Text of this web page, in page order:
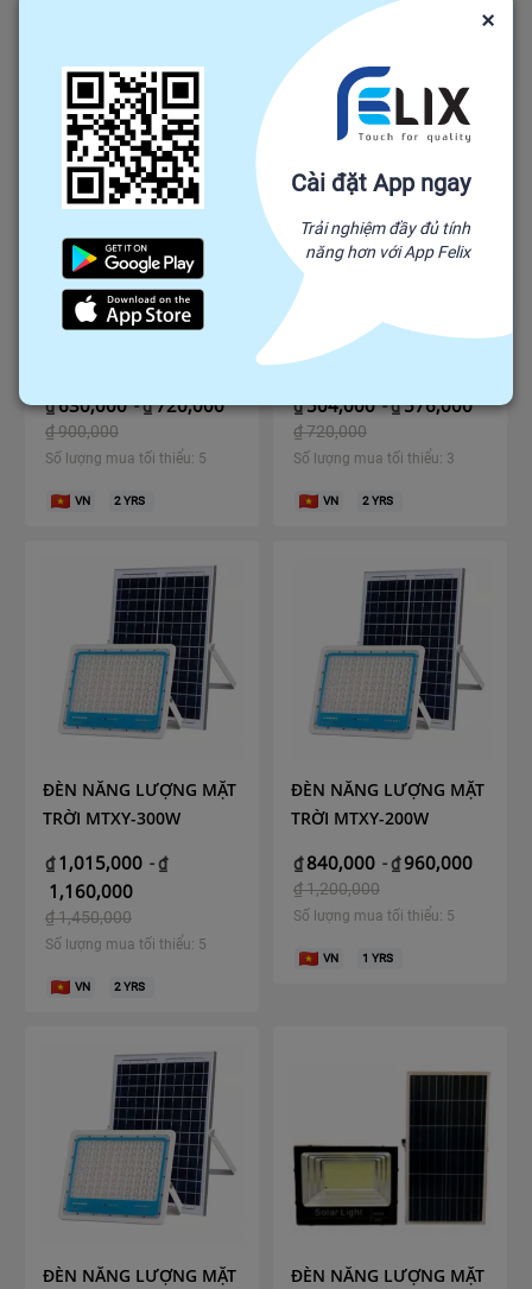
ĐÈN NĂNG LƯỢNG MẶT
₫630,000-₫720,000
₫900,000
Số lượng mua tối thiểu: 5
VN 2YRS
ĐÈN NĂNG LƯỢNG MẶT
TRỜI MT-LT - 90W
₫504,000-₫576,000
₫720,000
Số lượng mua tối thiểu: 3
VN 2YRS
ĐÈN NĂNG LƯỢNG MẶT
TRỜI MTXY-300W
₫ 1,015,000 -₫
1,160,000
₫1,450,000
Số lượng mua tối thiểu: 5
VN 2YRS
ĐÈN NĂNG LƯỢNG MẶT
TRỜI MTXY-200W
₫ 840,000 -₫ 960,000
₫1,200,000
Số lượng mua tối thiểu: 5
VN 1 YRS
ĐÈN NĂNG LƯỢNG MẶT
ĐÈN NĂNG LƯỢNG MẶT
×
Cài đặt App ngay
Trải nghiệm đầy đủ tính
năng hơn với App Felix